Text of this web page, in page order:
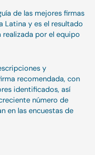
de las mejores firmas
Latina y es el resultado
por el equipo
y
recomendada, con
identificados, así
número de
en las encuestas de